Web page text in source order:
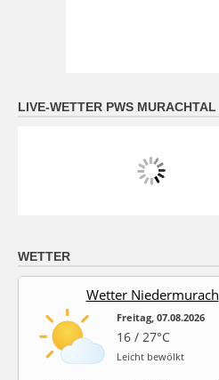
LIVE-WETTER PWS MURACHTAL
WETTER
Wetter Niedermurach
Freitag, 07.08.2026
16 / 27°C
Leicht bewölkt